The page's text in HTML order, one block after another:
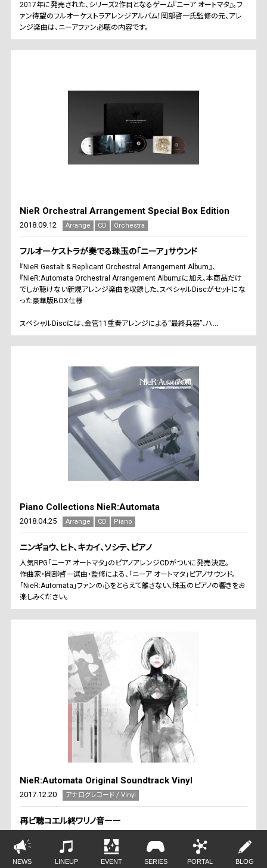
2017年に発売された、シリーズ2作目となるゲーム『ニーア オートマタ』。フ
ァン待望のフルオーケストラアレンジアルバム！岡部啓一氏監修の元、アレ
ンジ楽曲は、ニーアファン必聴の内容です。
NieR Orchestral Arrangement Special Box Edition
2018.09.12 Arrange CD Orchestra
フルオーケストラが奏でる珠玉の「ニーア」サウンド
『NieR Gestalt & Replicant Orchestral Arrangement Album』、
『NieR:Automata Orchestral Arrangement Album』に加え、本商品だけ
でしか聴けない新規アレンジ楽曲を収録した、スペシャルDiscがセットにな
った豪華版BOX仕様
スペシャルDiscには、金管11重奏アレンジによる“最終兵器”、ハ...
Piano Collections NieR:Automata
2018.04.25 Arrange CD Piano
ニンギョウ、ヒト、キカイ、ソシテ、ピアノ
人気RPG「ニーア オートマタ」のピアノアレンジCDがついに発売決定。
作曲家・岡部啓一選曲・監修による、「ニーア オートマタ」ピアノサウンド。
「NieR:Automata」ファンの心をとらえて離さない、珠玉のピアノの響きをお
楽しみください。
NieR:Automata Original Soundtrack Vinyl
2017.12.20 アナログレコード / Vinyl
再ビ聴コエル終ワリノ音ーー
作曲家・岡部啓一氏選曲による珠玉の楽曲を収録。
NEWS LINEUP EVENT SERIES PORTAL BLOG